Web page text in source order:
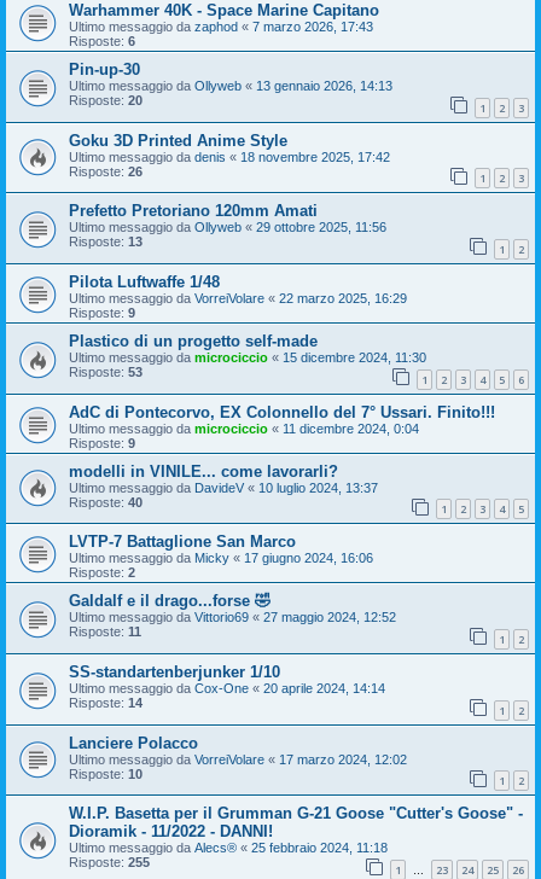
Warhammer 40K - Space Marine Capitano
Ultimo messaggio da zaphod « 7 marzo 2026, 17:43
Risposte: 6
Pin-up-30
Ultimo messaggio da Ollyweb « 13 gennaio 2026, 14:13
Risposte: 20 1 2 3
Goku 3D Printed Anime Style
Ultimo messaggio da denis « 18 novembre 2025, 17:42
Risposte: 26 1 2 3
Prefetto Pretoriano 120mm Amati
Ultimo messaggio da Ollyweb « 29 ottobre 2025, 11:56
Risposte: 13 1 2
Pilota Luftwaffe 1/48
Ultimo messaggio da VorreiVolare « 22 marzo 2025, 16:29
Risposte: 9
Plastico di un progetto self-made
Ultimo messaggio da microciccio « 15 dicembre 2024, 11:30
Risposte: 53 1 2 3 4 5 6
AdC di Pontecorvo, EX Colonnello del 7° Ussari. Finito!!!
Ultimo messaggio da microciccio « 11 dicembre 2024, 0:04
Risposte: 9
modelli in VINILE... come lavorarli?
Ultimo messaggio da DavideV « 10 luglio 2024, 13:37
Risposte: 40 1 2 3 4 5
LVTP-7 Battaglione San Marco
Ultimo messaggio da Micky « 17 giugno 2024, 16:06
Risposte: 2
Galdalf e il drago...forse 🤣
Ultimo messaggio da Vittorio69 « 27 maggio 2024, 12:52
Risposte: 11 1 2
SS-standartenberjunker 1/10
Ultimo messaggio da Cox-One « 20 aprile 2024, 14:14
Risposte: 14 1 2
Lanciere Polacco
Ultimo messaggio da VorreiVolare « 17 marzo 2024, 12:02
Risposte: 10 1 2
W.I.P. Basetta per il Grumman G-21 Goose "Cutter's Goose" -
Dioramik - 11/2022 - DANNI!
Ultimo messaggio da Alecs® « 25 febbraio 2024, 11:18
Risposte: 255 1 … 23 24 25 26